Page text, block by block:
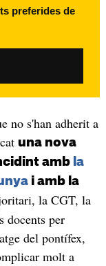
preferides de
no s'han adherit a
una nova
amb la
i amb la
la CGT, la
docents per
del pontífex,
molt a